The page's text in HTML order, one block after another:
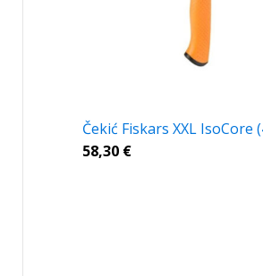
Čekić Fiskars XXL IsoCore
58,30 €